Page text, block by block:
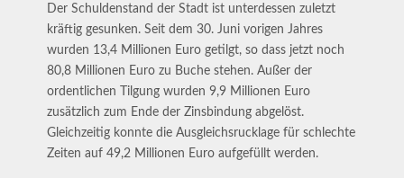
Der Schuldenstand der Stadt ist unterdessen zuletzt
kräftig gesunken. Seit dem 30. Juni vorigen Jahres
wurden 13,4 Millionen Euro getilgt, so dass jetzt noch
80,8 Millionen Euro zu Buche stehen. Außer der
ordentlichen Tilgung wurden 9,9 Millionen Euro
zusätzlich zum Ende der Zinsbindung abgelöst.
Gleichzeitig konnte die Ausgleichsrucklage für schlechte
Zeiten auf 49,2 Millionen Euro aufgefüllt werden.